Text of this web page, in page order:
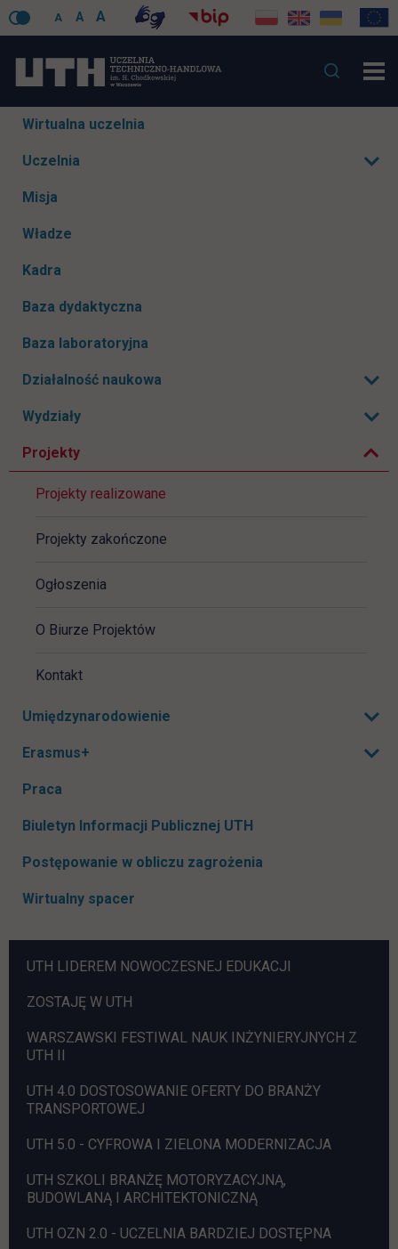
A A A
Pomiń
Wirtualna uczelnia
Uczelnia
Misja
Władze
Kadra
Baza dydaktyczna
Baza laboratoryjna
Działalność naukowa Rozwiń podmenu
Wydziały Rozwiń podmenu
Projekty Zwiń podmenu
Projekty realizowane
Projekty zakończone
Ogłoszenia
O Biurze Projektów
Kontakt
Umiędzynarodowienie Rozwiń podmenu
Erasmus+
Praca
Biuletyn Informacji Publicznej UTH
Postępowanie w obliczu zagrożenia
Wirtualny spacer
POMIŃ
UTH LIDEREM NOWOCZESNEJ EDUKACJI
ZOSTAJĘ W UTH
WARSZAWSKI FESTIWAL NAUK INŻYNIERYJNYCH Z
UTH II
UTH 4.0 DOSTOSOWANIE OFERTY DO BRANŻY
TRANSPORTOWEJ
UTH 5.0 - CYFROWA I ZIELONA MODERNIZACJA
UTH SZKOLI BRANŻĘ MOTORYZACYJNĄ,
BUDOWLANĄ I ARCHITEKTONICZNĄ
UTH OZN 2.0 - UCZELNIA BARDZIEJ DOSTĘPNA